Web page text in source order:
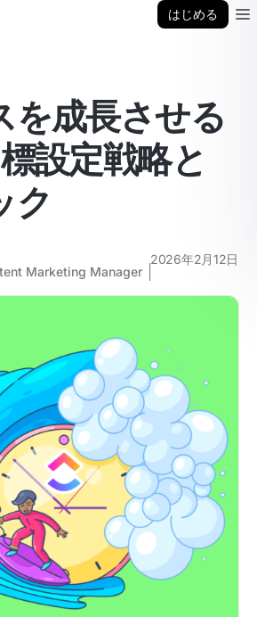
はじめる
を成長させる
設定戦略と
ク
Marketing Manager
2026年2月12日